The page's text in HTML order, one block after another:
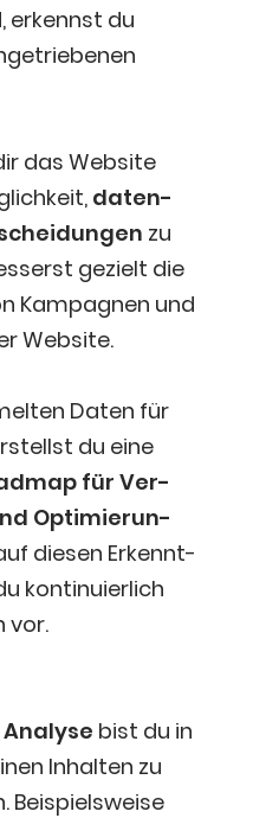
erkennst du
das Web­site
daten­
zu
gezielt die
Kam­pa­gnen und
Website.
Daten für
du eine
für Ver­
Opti­mie­run­
die­sen Erkennt­
kon­ti­nu­ier­lich
vor.
bist du in
Inhal­ten zu
Bei­spiels­wei­se